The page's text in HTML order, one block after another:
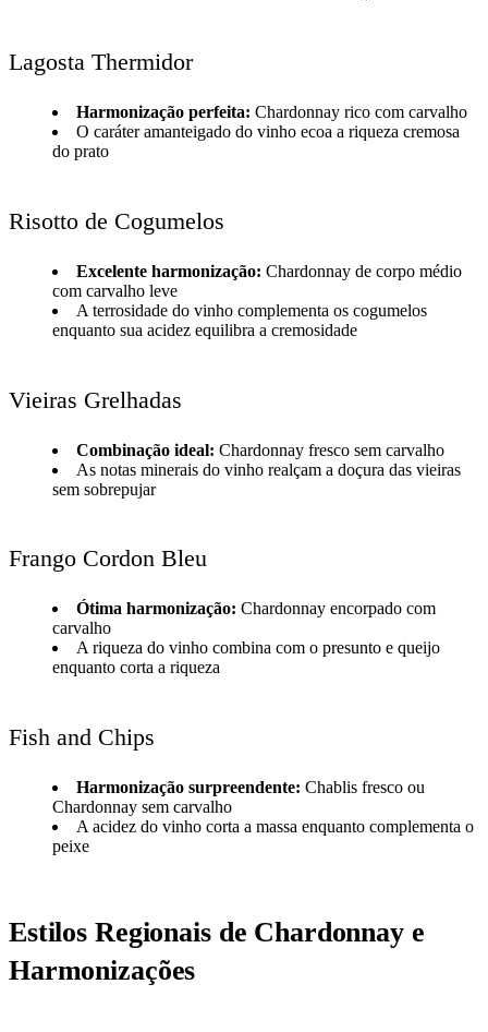
Lagosta Thermidor
Harmonização perfeita: Chardonnay rico com carvalho
O caráter amanteigado do vinho ecoa a riqueza cremosa
do prato
Risotto de Cogumelos
Excelente harmonização: Chardonnay de corpo médio
com carvalho leve
A terrosidade do vinho complementa os cogumelos
enquanto sua acidez equilibra a cremosidade
Vieiras Grelhadas
Combinação ideal: Chardonnay fresco sem carvalho
As notas minerais do vinho realçam a doçura das vieiras
sem sobrepujar
Frango Cordon Bleu
Ótima harmonização: Chardonnay encorpado com
carvalho
A riqueza do vinho combina com o presunto e queijo
enquanto corta a riqueza
Fish and Chips
Harmonização surpreendente: Chablis fresco ou
Chardonnay sem carvalho
A acidez do vinho corta a massa enquanto complementa o
peixe
Estilos Regionais de Chardonnay e
Harmonizações